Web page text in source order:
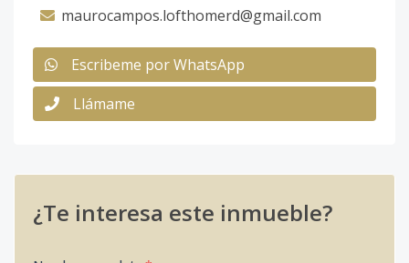
maurocampos.lofthomerd@gmail.com
Escribeme por WhatsApp
Llámame
¿Te interesa este inmueble?